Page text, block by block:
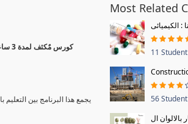
يجمع هذا البرنامج بين
Most Related
11 Student
56 Student